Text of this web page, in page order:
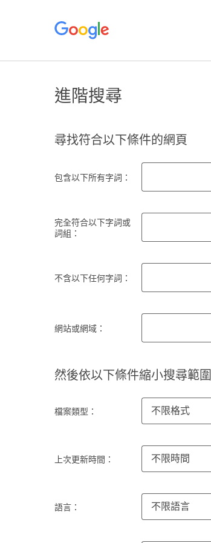
進階搜尋
尋找符合以下條件的網頁
包含以下所有字詞：
完全符合以下字詞或
詞組：
不含以下任何字詞：
網站或網域：
然後依以下條件縮小搜尋範圍
檔案類型： 不限格式
上次更新時間： 不限時間
語言： 不限語言